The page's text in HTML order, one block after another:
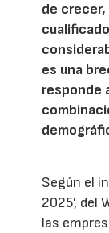
de
es una
responde
Según el
2025', del
las